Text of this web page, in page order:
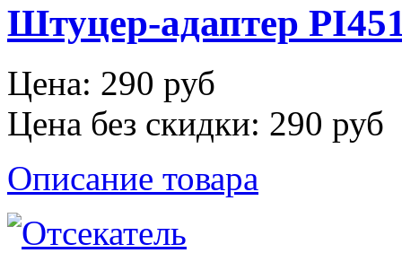
Штуцер-адаптер
Цена: 290 руб
Цена без скидки: 290 руб
Описание товара